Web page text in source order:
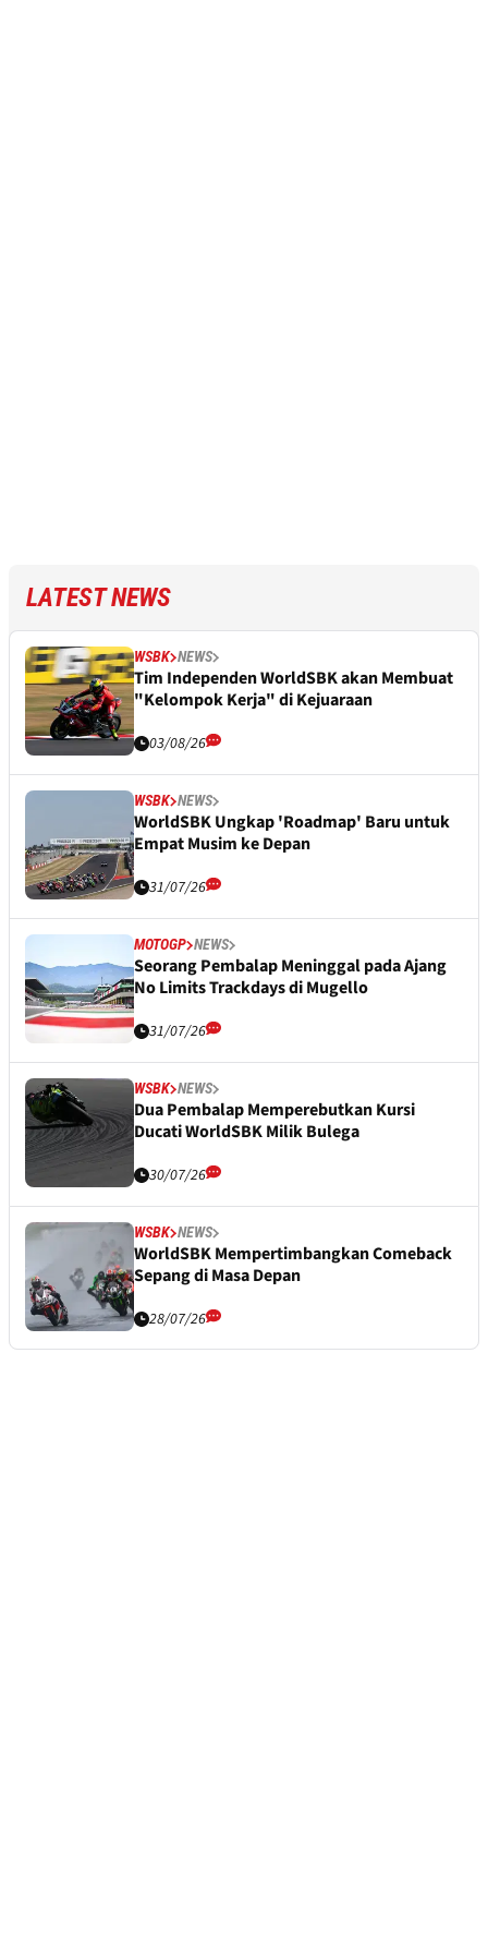
LATEST NEWS
WSBK NEWS
Tim Independen WorldSBK akan Membuat
"Kelompok Kerja" di Kejuaraan
03/08/26
WSBK NEWS
WorldSBK Ungkap 'Roadmap' Baru untuk
Empat Musim ke Depan
31/07/26
MOTOGP NEWS
Seorang Pembalap Meninggal pada Ajang
No Limits Trackdays di Mugello
31/07/26
WSBK NEWS
Dua Pembalap Memperebutkan Kursi
Ducati WorldSBK Milik Bulega
30/07/26
WSBK NEWS
WorldSBK Mempertimbangkan Comeback
Sepang di Masa Depan
28/07/26